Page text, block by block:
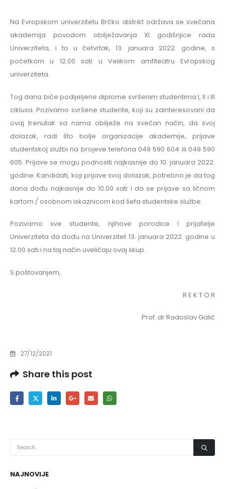
Na Evropskom univerzitetu Brčko distrikt održava se svečana
akademija povodom obilježavanja XI godišnjice rada
Univerziteta, i to u četvrtak, 13. januara 2022. godine, s
početkom u 12.00 sati u Velikom amfiteatru Evropskog
univerziteta.
Tog dana biće podijeljene diplome svršenim studentima I, II i III
ciklusa. Pozivamo svršene studente, koji su zainteresovani da
ovaj trenutak sa nama obilježe na svečan način, da svoj
dolazak, radi što bolje organizacije akademije, prijave
studentskoj službi na brojeve telefona 049 590 604 ili 049 590
605. Prijave se mogu podnositi najkasnije do 10. januara 2022.
godine. Kandidati, koji prijave svoj dolazak, potrebno je da tog
dana dođu najkasnije do 10.00 sati i da se prijave sa ličnom
kartom / osobnom iskaznicom kod šefa studentske službe.
Pozivamo sve studente, njihove porodice i prijatelje
Univerziteta da dođu na Univerzitet 13. januara 2022. godine u
12.00 sati i na taj način uveličaju ovaj skup.
S poštovanjem,
R E K T O R
Prof. dr Radoslav Galić
27/12/2021
Share this post
NAJNOVIJE